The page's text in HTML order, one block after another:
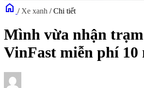
home / Xe xanh / Chi tiết
Mình vừa nhận trạm
VinFast miễn phí 10